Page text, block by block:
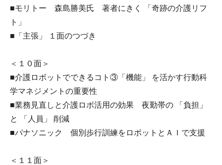
■モリトー 森島勝美氏 著者にきく 「奇跡の介護リフ
ト」
■「主張」 １面のつづき
＜１０面＞
■介護ロボットでできるコト③「機能」 を活かす行動科
学マネジメントの重要性
■業務見直しと介護ロボ活用の効果 夜勤帯の 「負担」
と 「人員」 削減
■パナソニック 個別歩行訓練をロボットとＡＩで支援
＜１１面＞